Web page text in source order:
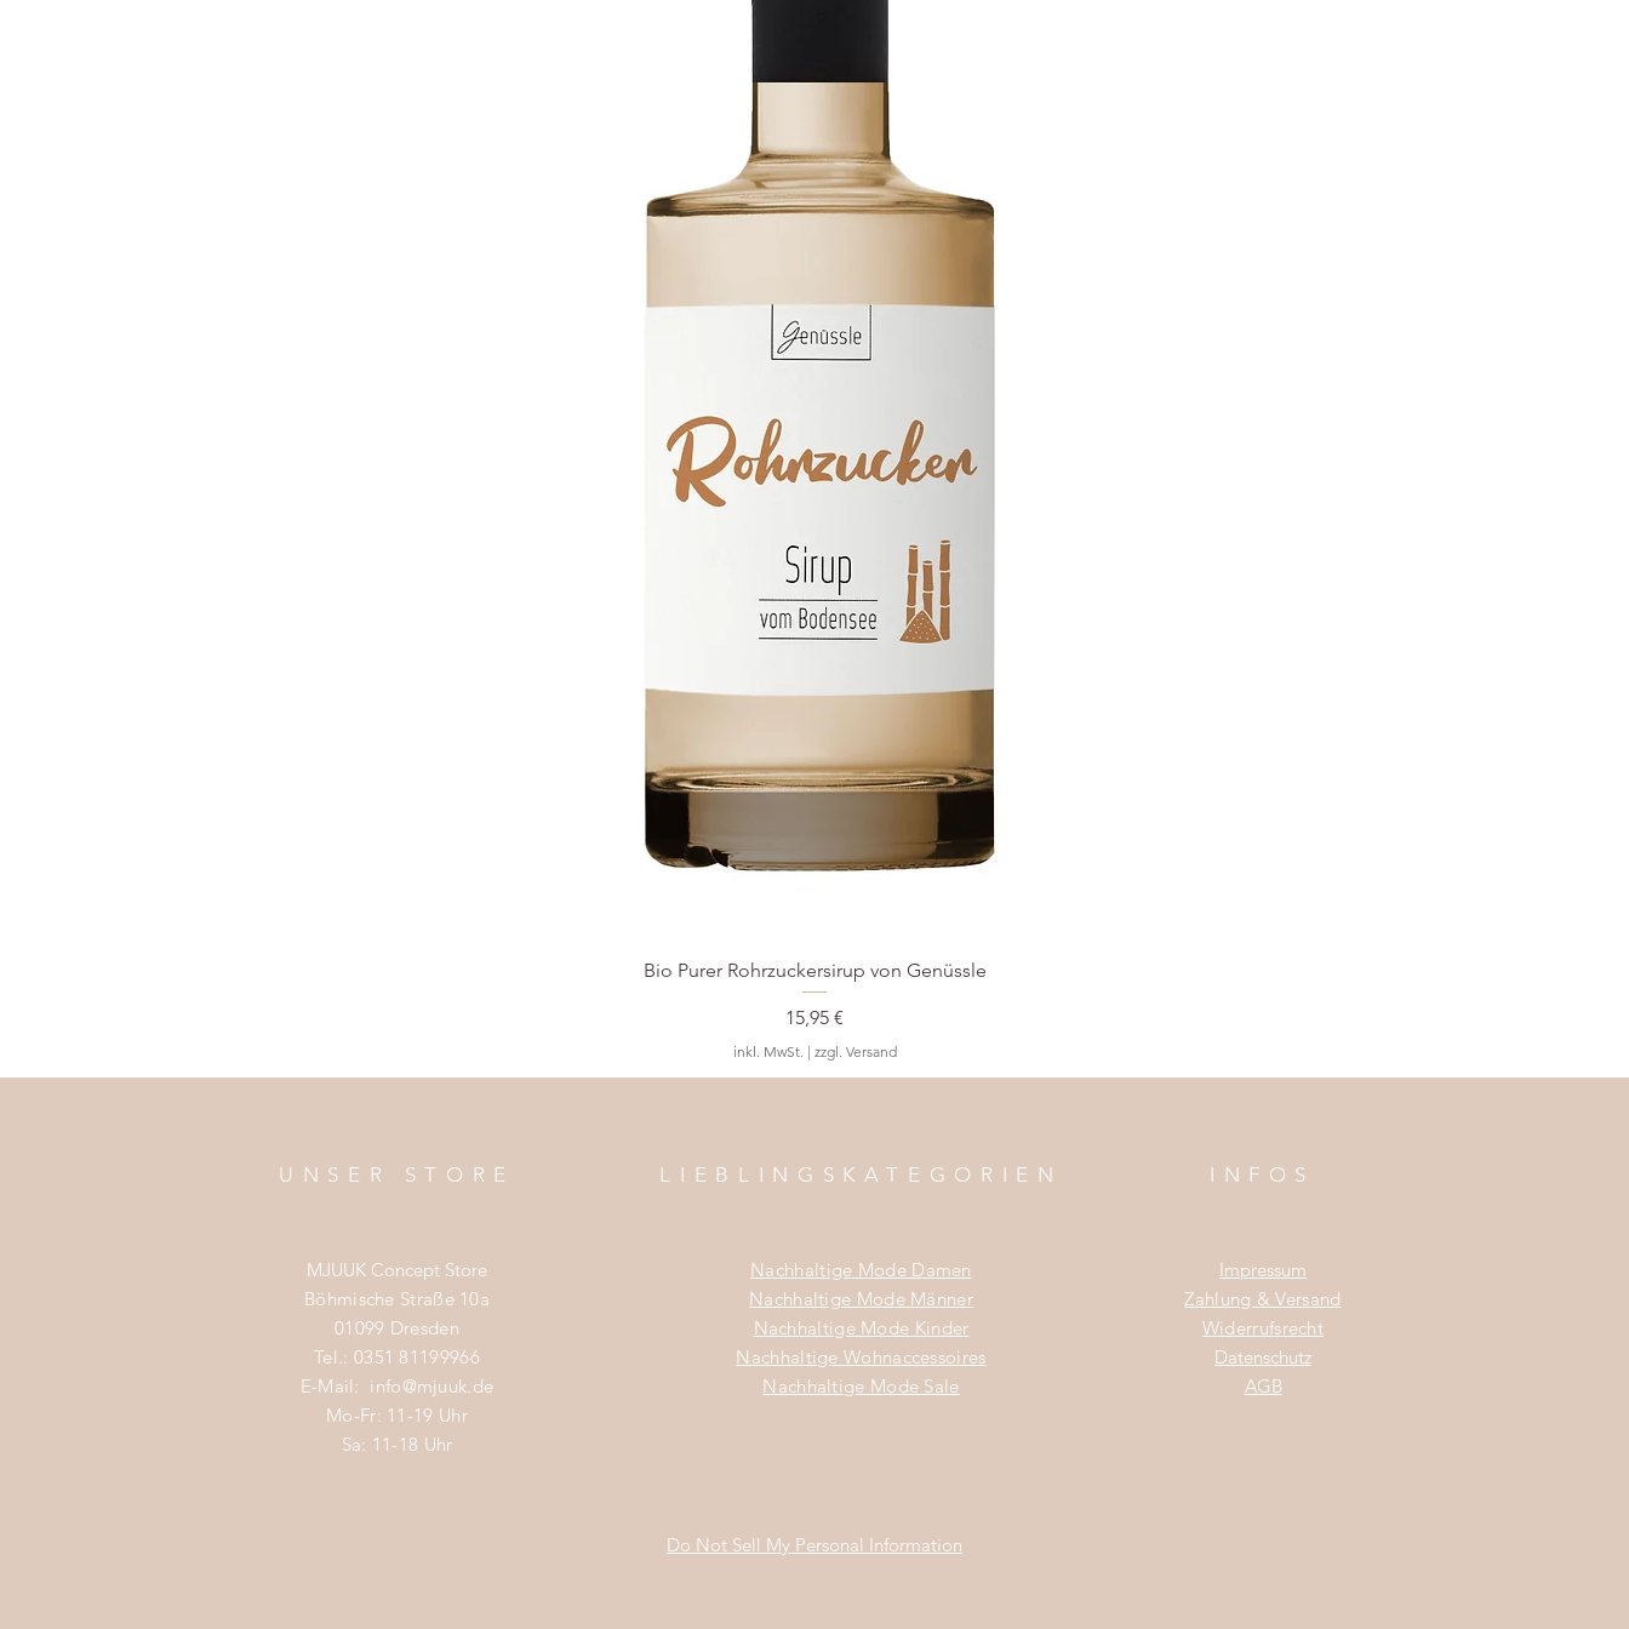
Bio Purer Rohrzuckersirup von Genüssle
Preis
15,95 €
inkl. MwSt. | zzgl. Versand
UNSER STORE
MJUUK Concept Store
Böhmische Straße 10a
01099 Dresden
Tel.: 0351 81199966
E-Mail: info@mjuuk.de
Mo-Fr: 11-19 Uhr
Sa: 11-18 Uhr
LIEBLINGSKATEGORIEN
Nachhaltige Mode Damen
Nachhaltige Mode Männer
Nachhaltige Mode Kinder
Nachhaltige Wohnaccessoires
Nachhaltige Mode Sale
INFOS
Impressum
Zahlung & Versand
Widerrufsrecht
Datenschutz
AGB
Do Not Sell My Personal Information